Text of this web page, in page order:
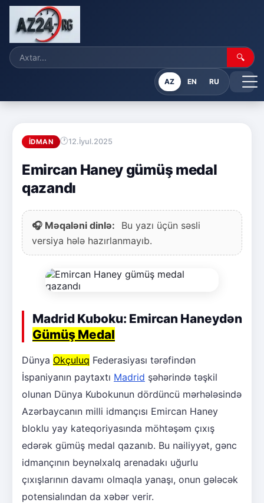
🔍
AZ EN RU
İDMAN 12.İyul.2025
Emircan Haney gümüş medal
qazandı
🎧 Məqaləni dinlə:
Bu yazı üçün səsli
versiya hələ hazırlanmayıb.
Madrid Kuboku: Emircan Haneydən
Gümüş Medal
Dünya Okçuluq Federasiyası tərəfindən
İspaniyanın paytaxtı Madrid şəhərində təşkil
olunan Dünya Kubokunun dördüncü mərhələsində
Azərbaycanın milli idmançısı Emircan Haney
bloklu yay kateqoriyasında möhtəşəm çıxış
edərək gümüş medal qazanıb. Bu nailiyyət, gənc
idmançının beynəlxalq arenadakı uğurlu
çıxışlarının davamı olmaqla yanaşı, onun gələcək
potensialından da xəbər verir.